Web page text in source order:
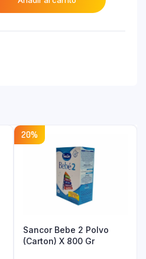
20%
Sancor Bebe 2 Polvo
(Carton) X 800 Gr